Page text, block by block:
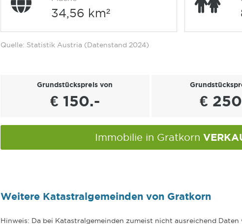
34,56 km²
Quelle: Statistik Austria (Datenstand 2024)
Grundstückspreis von
€ 150.- €
Immobilie in Gratkorn
Weitere Katastralgemeinden von Gratkorn
Hinweis: Da bei Katastralgemeinden zumeist nicht ausreichend